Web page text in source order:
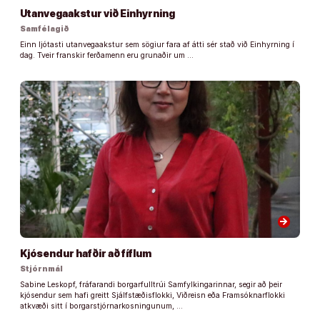
Utanvegaakstur við Einhyrning
Samfélagið
Einn ljótasti utanvegaakstur sem sögiur fara af átti sér stað við Einhyrning í
dag. Tveir franskir ferðamenn eru grunaðir um …
arrow_forward
Kjósendur hafðir að fíflum
Stjórnmál
Sabine Leskopf, fráfarandi borgarfulltrúi Samfylkingarinnar, segir að þeir
kjósendur sem hafi greitt Sjálfstæðisflokki, Viðreisn eða Framsóknarflokki
atkvæði sitt í borgarstjórnarkosningunum, …